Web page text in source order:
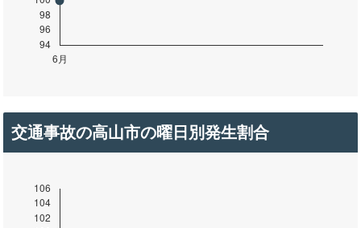
交通事故の高山市の曜日別発生割合